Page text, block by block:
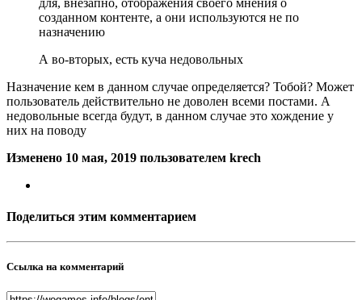
созданном контенте, а они используются не по
назначению
А во-вторых, есть куча недовольных
Назначение кем в данном случае определяется? Тобой? Может
пользователь действительно не доволен всеми постами. А
недовольные всегда будут, в данном случае это хождение у
них на поводу
Изменено 10 мая, 2019 пользователем krech
Поделиться этим комментарием
Ссылка на комментарий